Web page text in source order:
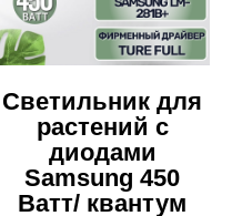
Светильник для
растений с
диодами
Samsung 450
Ватт/ квантум